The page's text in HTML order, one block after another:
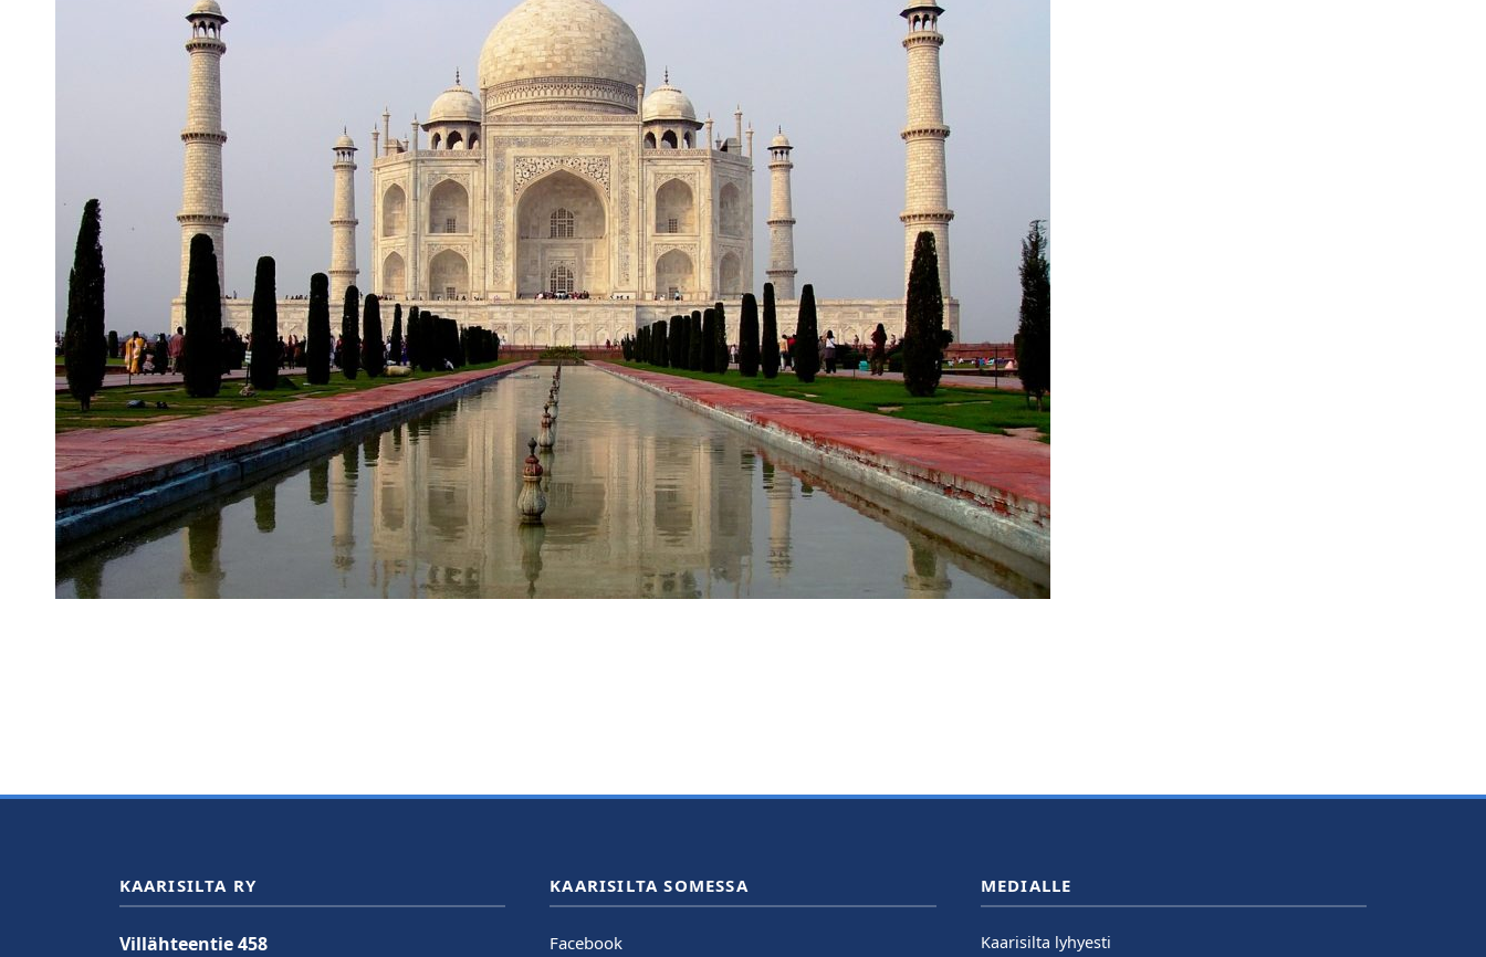
KAARISILTA RY
Villähteentie 458
KAARISILTA SOMESSA
Facebook
MEDIALLE
Kaarisilta lyhyesti